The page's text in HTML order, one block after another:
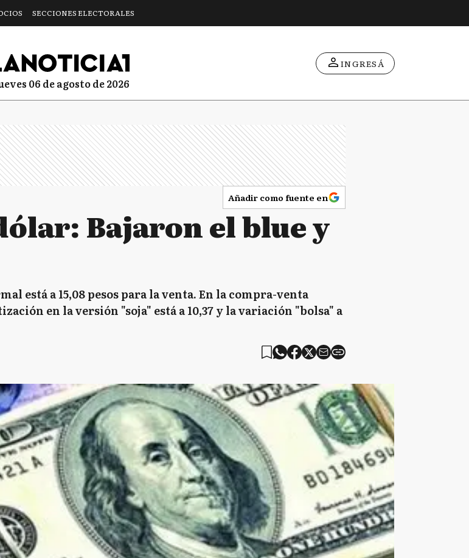
SECCIONES ELECTORALES
06 de agosto de 2026
INGRESÁ
Añadir como fuente en
Bajaron el blue y
está a 15,08 pesos para la venta. En la compra-venta
en la versión "soja" está a 10,37 y la variación "bolsa" a